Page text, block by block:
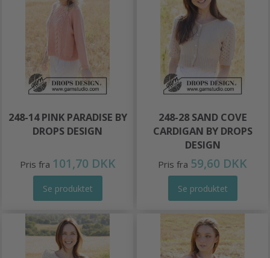
248-14 PINK PARADISE BY
DROPS DESIGN
Pris fra 101,70 DKK
Se produktet
248-28 SAND COVE
CARDIGAN BY DROPS
DESIGN
Pris fra 59,60 DKK
Se produktet